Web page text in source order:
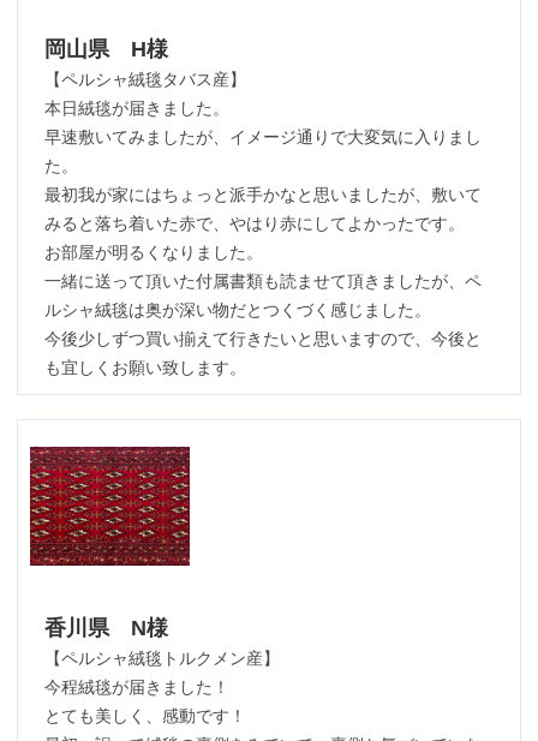
岡山県 H様
【ペルシャ絨毯タバス産】
本日絨毯が届きました。
早速敷いてみましたが、イメージ通りで大変気に入りまし
た。
最初我が家にはちょっと派手かなと思いましたが、敷いて
みると落ち着いた赤で、やはり赤にしてよかったです。
お部屋が明るくなりました。
一緒に送って頂いた付属書類も読ませて頂きましたが、ペ
ルシャ絨毯は奥が深い物だとつくづく感じました。
今後少しずつ買い揃えて行きたいと思いますので、今後と
も宜しくお願い致します。
香川県 N様
【ペルシャ絨毯トルクメン産】
今程絨毯が届きました！
とても美しく、感動です！